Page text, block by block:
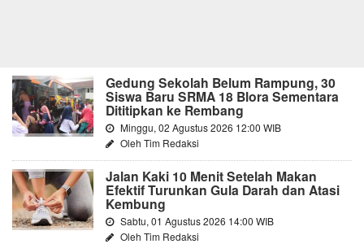
Gedung Sekolah Belum Rampung, 30
Siswa Baru SRMA 18 Blora Sementara
Dititipkan ke Rembang
Minggu, 02 Agustus 2026 12:00 WIB
Oleh Tim Redaksi
Jalan Kaki 10 Menit Setelah Makan
Efektif Turunkan Gula Darah dan Atasi
Kembung
Sabtu, 01 Agustus 2026 14:00 WIB
Oleh Tim Redaksi